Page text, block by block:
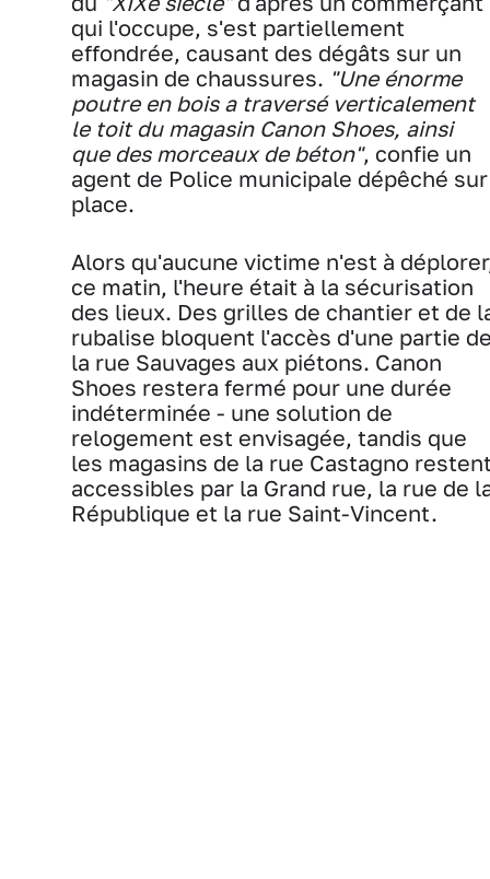
qui l'occupe, s'est partiellement
effondrée, causant des dégâts sur un
magasin de chaussures. "Une énorme
poutre en bois a traversé verticalement
le toit du magasin Canon Shoes, ainsi
que des morceaux de béton", confie un
agent de Police municipale dépêché sur
place.
Alors qu'aucune victime n'est à
ce matin, l'heure était à la sécurisation
des lieux. Des grilles de chantier et de
rubalise bloquent l'accès d'une partie
la rue Sauvages aux piétons. Canon
Shoes restera fermé pour une durée
indéterminée - une solution de
relogement est envisagée, tandis que
les magasins de la rue Castagno
accessibles par la Grand rue, la rue de
République et la rue Saint-Vincent.